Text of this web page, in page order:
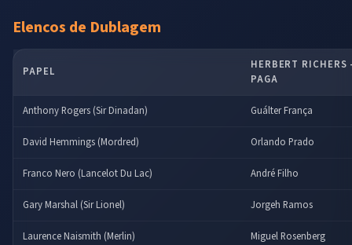
Elencos de Dublagem
PAPEL
HERBERT
PAGA
Anthony Rogers (Sir Dinadan) Guálter França
David Hemmings (Mordred) Orlando Prado
Franco Nero (Lancelot Du Lac) André Filho
Gary Marshal (Sir Lionel) Jorgeh Ramos
Laurence Naismith (Merlin) Miguel Rosenberg